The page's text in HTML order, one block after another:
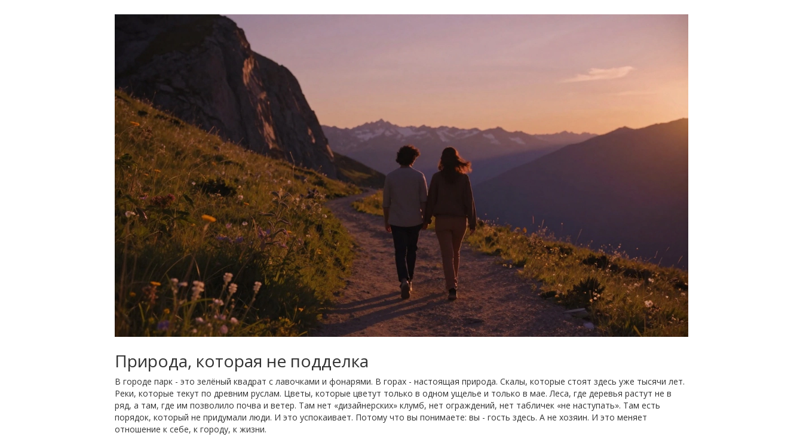
Природа, которая не подделка
В городе парк - это зелёный квадрат с лавочками и фонарями. В горах - настоящая природа. Скалы, которые стоят здесь уже тысячи лет.
Реки, которые текут по древним руслам. Цветы, которые цветут только в одном ущелье и только в мае. Леса, где деревья растут не в
ряд, а там, где им позволило почва и ветер. Там нет «дизайнерских» клумб, нет ограждений, нет табличек «не наступать». Там есть
порядок, который не придумали люди. И это успокаивает. Потому что вы понимаете: вы - гость здесь. А не хозяин. И это меняет
отношение к себе, к городу, к жизни.